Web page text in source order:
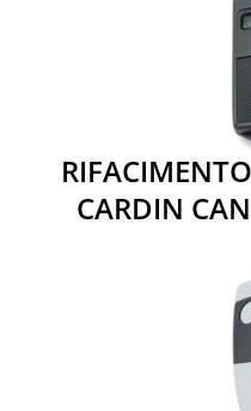
CARDIN